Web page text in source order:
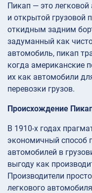
Пикап — это
и открытой грузовой
откидным задним
задуманный как
автомобиль, пикап
когда американские
их как автомобили
перевозки грузов.
Происхождение
В 1910-х годах
экономичный способ
автомобилей в
выгоду как
Производители
легкового